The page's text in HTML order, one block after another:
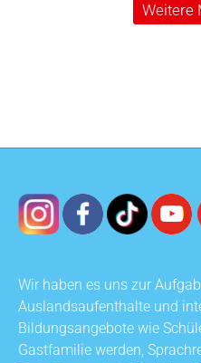
Weitere
Wir haben es uns zur
Auslandsaufenthalte und
Bildungsangebote wie
Gastfamilie werden,